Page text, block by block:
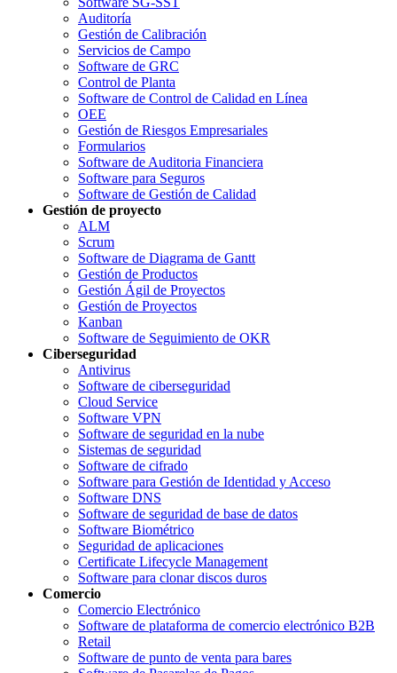
Auditoría
Gestión de Calibración
Servicios de Campo
Software de GRC
Control de Planta
Software de Control de Calidad en Línea
OEE
Gestión de Riesgos Empresariales
Formularios
Software de Auditoria Financiera
Software para Seguros
Software de Gestión de Calidad
Gestión de proyecto
ALM
Scrum
Software de Diagrama de Gantt
Gestión de Productos
Gestión Ágil de Proyectos
Gestión de Proyectos
Kanban
Software de Seguimiento de OKR
Ciberseguridad
Antivirus
Software de ciberseguridad
Cloud Service
Software VPN
Software de seguridad en la nube
Sistemas de seguridad
Software de cifrado
Software para Gestión de Identidad y Acceso
Software DNS
Software de seguridad de base de datos
Software Biométrico
Seguridad de aplicaciones
Certificate Lifecycle Management
Software para clonar discos duros
Comercio
Comercio Electrónico
Software de plataforma de comercio electrónico B2B
Retail
Software de punto de venta para bares